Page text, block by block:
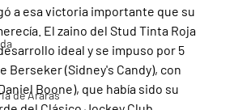
de Araras
a esa victoria importante que su
El zaino del Stud Tinta Roja
ideal y se impuso por 5
Berseker (Sidney's Candy), con
Boone), que había sido su